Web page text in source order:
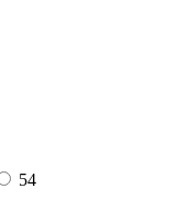
54